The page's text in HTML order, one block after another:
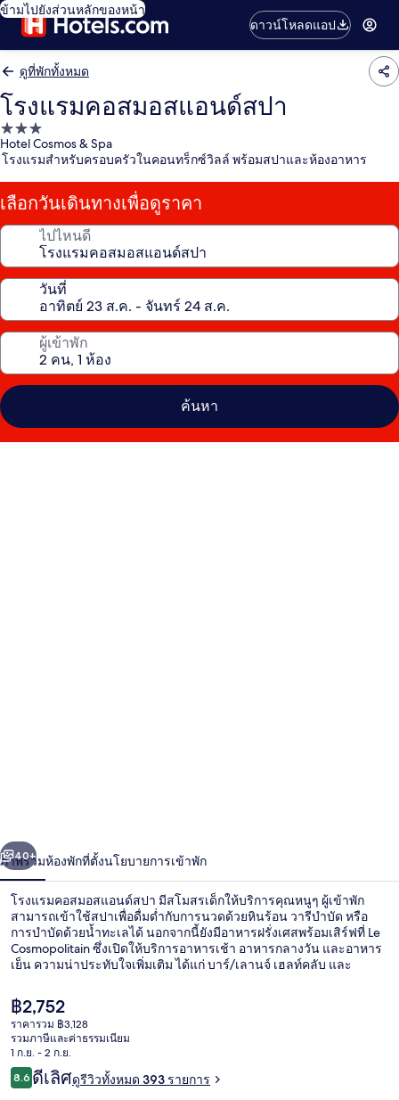
ข้ามไปยังส่วนหลักของหน้า
ดาวน์โหลดแอป
ดูที่พักทั้งหมด
โรงแรมคอสมอสแอนด์สปา
ที่พัก
3.0
Hotel Cosmos & Spa
โรงแรมสำหรับครอบครัวในคอนทร็กซ์วิลล์ พร้อมสปาและห้องอาหาร
เลือกวันเดินทางเพื่อดูราคา
ไปไหนดี
วันที่
ผู้เข้าพัก
ค้นหา
แอนด์
สปา
า
ถัดไป
40+
ภาพรวมห้องพักที่ตั้งนโยบายการเข้าพัก
โรงแรมคอสมอสแอนด์สปา มีสโมสรเด็กให้บริการคุณหนูๆ ผู้เข้าพัก
สามารถเข้าใช้สปาเพื่อดื่มด่ำกับการนวดด้วยหินร้อน วารีบำบัด หรือ
การบำบัดด้วยน้ำทะเลได้ นอกจากนี้ยังมีอาหารฝรั่งเศสพร้อมเสิร์ฟที่ Le
Cosmopolitain ซึ่งเปิดให้บริการอาหารเช้า อาหารกลางวัน และอาหาร
เย็น ความน่าประทับใจเพิ่มเติม ได้แก่ บาร์/เลานจ์ เฮลท์คลับ และ
ราคา
ปัจจุบัน
฿2,752
฿2,752
ราคารวม ฿3,128
รวมภาษีและค่าธรรมเนียม
1 ก.ย. - 2 ก.ย.
รีวิว
8.68.6 จาก 10
ดีเลิศดูรีวิวทั้งหมด 393 รายการ